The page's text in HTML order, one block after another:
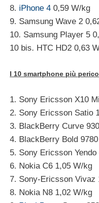
8. iPhone 4 0,59 W/kg
9. Samsung Wave 2
10. Samsung Player 5
10 bis. HTC HD2 0,63
I 10 smartphone più
1. Sony Ericsson X10
2. Sony Ericsson Satio
3. BlackBerry Curve
4. BlackBerry Bold
5. Sony Ericsson
6. Nokia C6 1,05 W/kg
7. Sony-Ericsson Vivaz
8. Nokia N8 1,02 W/kg